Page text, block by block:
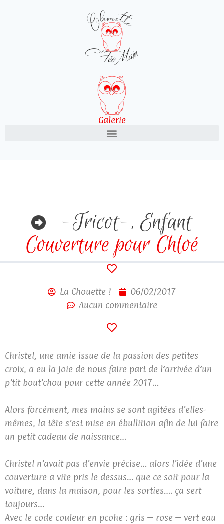
Galerie
-Tricot-, Enfant
Couverture pour Chloé
La Chouette !
06/02/2017
Aucun commentaire
Christel, une amie issue de la passion des petites
croix, a eu la joie de nous faire part de l’arrivée d’un
p’tit bout’chou pour cette année 2017…
Alors forcément, mes mains se sont agitées d’elles-
mêmes, la tête s’est mise en ébullition afin de lui faire
un petit cadeau de naissance…
Christel n’avait pas d’envie précise… alors l’idée d’une
couverture a vite pris le dessus… que ce soit pour la
voiture, dans la maison, pour les sorties…. ça sert
toujours…
Avec le code couleur en pcohe : gris – rose – vert eau